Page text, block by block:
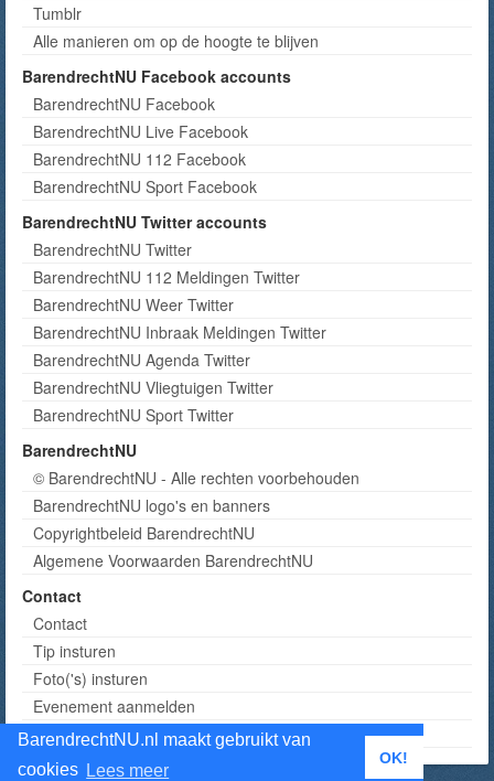
BarendrechtNU.nl maakt gebruikt van
cookies Lees meer
OK!
Tumblr
Alle manieren om op de hoogte te blijven
BarendrechtNU Facebook accounts
BarendrechtNU Facebook
BarendrechtNU Live Facebook
BarendrechtNU 112 Facebook
BarendrechtNU Sport Facebook
BarendrechtNU Twitter accounts
BarendrechtNU Twitter
BarendrechtNU 112 Meldingen Twitter
BarendrechtNU Weer Twitter
BarendrechtNU Inbraak Meldingen Twitter
BarendrechtNU Agenda Twitter
BarendrechtNU Vliegtuigen Twitter
BarendrechtNU Sport Twitter
BarendrechtNU
© BarendrechtNU - Alle rechten voorbehouden
BarendrechtNU logo's en banners
Copyrightbeleid BarendrechtNU
Algemene Voorwaarden BarendrechtNU
Contact
Contact
Tip insturen
Foto('s) insturen
Evenement aanmelden
Informatie aanvragen adverteren